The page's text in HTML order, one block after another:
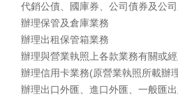
代銷公債、國庫券、公司債券及公
辦理保管及倉庫業務
辦理出租保管箱業務
辦理與營業執照上各款業務有關或
辦理信用卡業務(原營業執照所載辦
辦理出口外匯、進口外匯、一般匯